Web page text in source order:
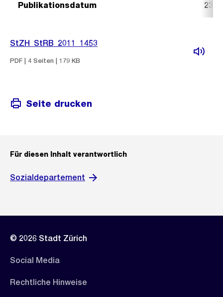
Publikationsdatum 23.
StZH_StRB_2011_1453
PDF | 4 Seiten | 179 KB
Seite drucken
Für diesen Inhalt verantwortlich
Sozialdepartement
© 2026 Stadt Zürich
Social Media
Rechtliche Hinweise